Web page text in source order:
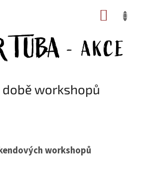
workshopů
workshopů